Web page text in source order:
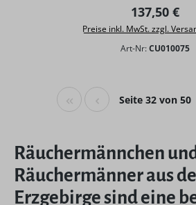
Regulärer
137,50 €
Preise inkl. MwSt. zzgl.
Art-Nr:CU010075
Seite 32 von 50
Räuchermännchen
Räuchermänner aus
Erzgebirge sind eine